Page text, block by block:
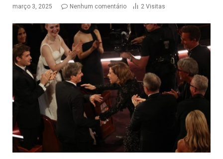
março 3, 2025 Nenhum comentário 2 Visitas